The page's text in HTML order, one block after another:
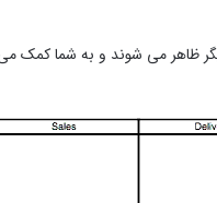
ظاهر می شوند و به شما کمک